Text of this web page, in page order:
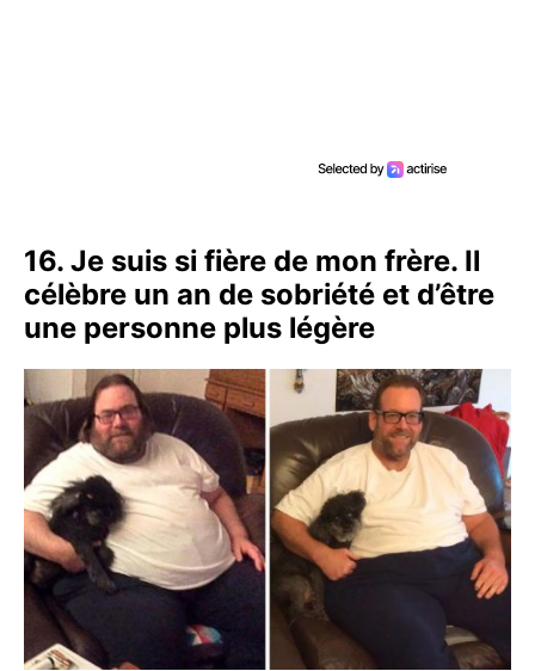
16. Je suis si fière de mon frère. Il
célèbre un an de sobriété et d’être
une personne plus légère